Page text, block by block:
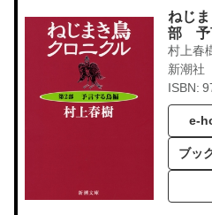
ねじ
部 予
村上春
新潮社
ISBN:
e-
ブッ